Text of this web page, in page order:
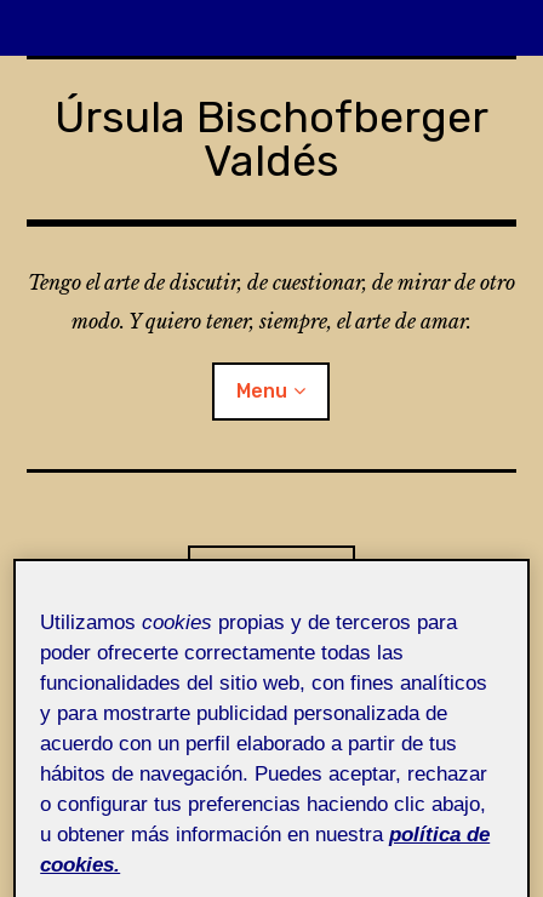
contentÚrsula Bischofberger
Valdés
Tengo el arte de discutir, de cuestionar, de mirar de otro
modo. Y quiero tener, siempre, el arte de amar.
Menu
Entrada de incidencias o sugerencias
Etiqueta:Rere
Utilizamoscookies propias y de terceros para
poder ofrecerte correctamente todas las
funcionalidades del sitio web, con fines analíticos
y para mostrarte publicidad personalizada de
acuerdo con un perfil elaborado a partir de tus
hábitos de navegación. Puedes aceptar, rechazar
o configurar tus preferencias haciendo clic abajo,
u obtener más información en nuestra política de
cookies.